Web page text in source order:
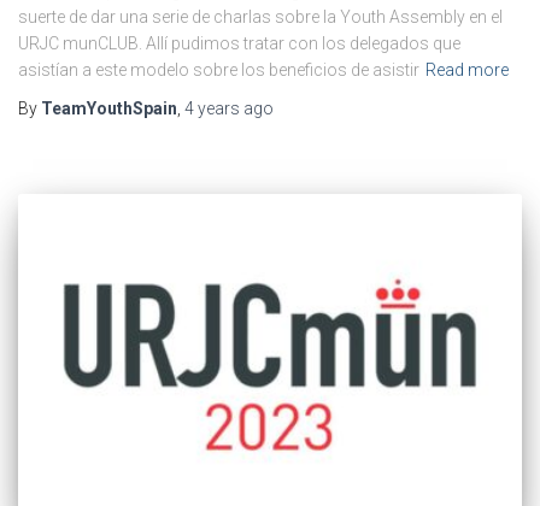
suerte de dar una serie de charlas sobre la Youth Assembly en el
URJC munCLUB. Allí pudimos tratar con los delegados que
asistían a este modelo sobre los beneficios de asistir Read more
By TeamYouthSpain 4 years ago